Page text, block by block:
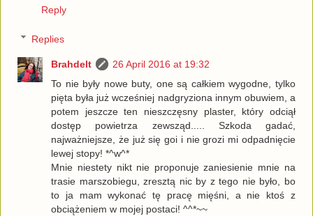
Reply
Replies
Brahdelt
26 April 2016 at 19:32
To nie były nowe buty, one są całkiem wygodne, tylko
pięta była już wcześniej nadgryziona innym obuwiem, a
potem jeszcze ten nieszczęsny plaster, który odciął
dostęp powietrza zewsząd..... Szkoda gadać,
najważniejsze, że już się goi i nie grozi mi odpadnięcie
lewej stopy! *^w^*
Mnie niestety nikt nie proponuje zaniesienie mnie na
trasie marszobiegu, zresztą nic by z tego nie było, bo
to ja mam wykonać tę pracę mięśni, a nie ktoś z
obciążeniem w mojej postaci! ^^*~~